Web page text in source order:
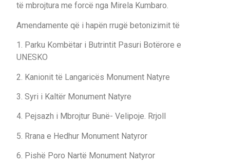
të mbrojtura me forcë nga Mirela Kumbaro.
Amendamente që i hapën rrugë betonizimit të
1. Parku Kombëtar i Butrintit Pasuri Botërore e
UNESKO
2. Kanionit të Langaricës Monument Natyre
3. Syri i Kaltër Monument Natyre
4. Pejsazh i Mbrojtur Bunë- Velipoje. Rrjoll
5. Rrana e Hedhur Monument Natyror
6. Pishë Poro Nartë Monument Natyror